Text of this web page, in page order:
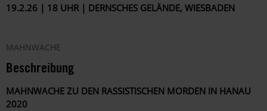
19.2.26 | 18 UHR | DERNSCHES GELÄNDE, WIESBADEN
MAHNWACHE
Beschreibung
MAHNWACHE ZU DEN RASSISTISCHEN MORDEN IN HANAU
2020